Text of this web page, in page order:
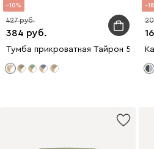
10
384
427
Тумба прикроватная Тайрон 51x48
18